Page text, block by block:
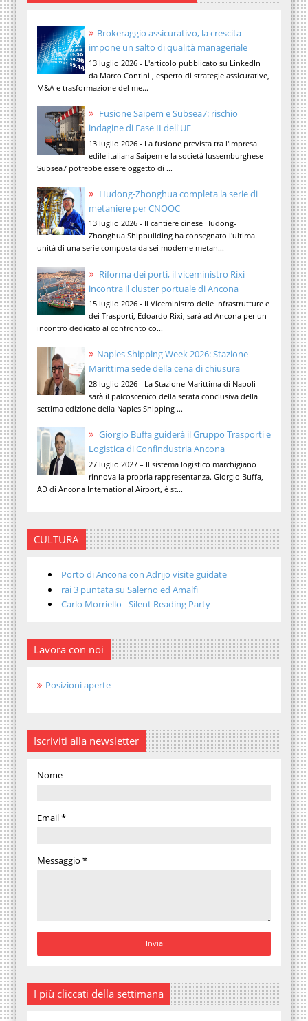
Brokeraggio assicurativo, la crescita
impone un salto di qualità manageriale
13 luglio 2026 - L'articolo pubblicato su LinkedIn
da Marco Contini , esperto di strategie assicurative,
M&A e trasformazione del me...
Fusione Saipem e Subsea7: rischio
indagine di Fase II dell'UE
13 luglio 2026 - La fusione prevista tra l'impresa
edile italiana Saipem e la società lussemburghese
Subsea7 potrebbe essere oggetto di ...
Hudong-Zhonghua completa la serie di
metaniere per CNOOC
13 luglio 2026 - Il cantiere cinese Hudong-
Zhonghua Shipbuilding ha consegnato l'ultima
unità di una serie composta da sei moderne metan...
Riforma dei porti, il viceministro Rixi
incontra il cluster portuale di Ancona
15 luglio 2026 - Il Viceministro delle Infrastrutture e
dei Trasporti, Edoardo Rixi, sarà ad Ancona per un
incontro dedicato al confronto co...
Naples Shipping Week 2026: Stazione
Marittima sede della cena di chiusura
28 luglio 2026 - La Stazione Marittima di Napoli
sarà il palcoscenico della serata conclusiva della
settima edizione della Naples Shipping ...
Giorgio Buffa guiderà il Gruppo Trasporti e
Logistica di Confindustria Ancona
27 luglio 2027 – Il sistema logistico marchigiano
rinnova la propria rappresentanza. Giorgio Buffa,
AD di Ancona International Airport, è st...
CULTURA
Porto di Ancona con Adrijo visite guidate
rai 3 puntata su Salerno ed Amalfi
Carlo Morriello - Silent Reading Party
Lavora con noi
Posizioni aperte
Iscriviti alla newsletter
Nome
Email*
Messaggio *
I più cliccati della settimana